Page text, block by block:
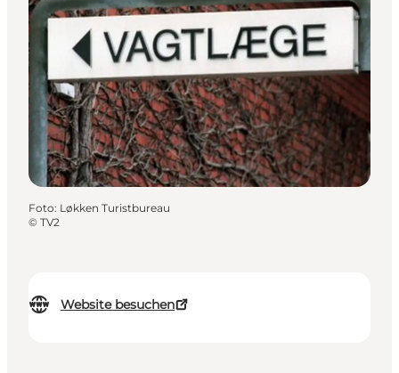
Website besuchen
Foto: Løkken Turistbureau
© TV2